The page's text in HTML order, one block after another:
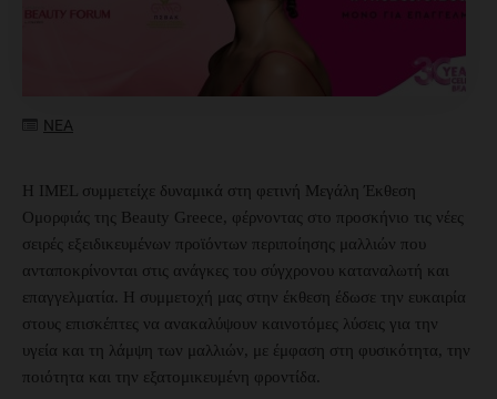
ΝΕΑ
Η IMEL συμμετείχε δυναμικά στη φετινή Μεγάλη Έκθεση
Ομορφιάς της Beauty Greece, φέρνοντας στο προσκήνιο τις νέες
σειρές εξειδικευμένων προϊόντων περιποίησης μαλλιών που
ανταποκρίνονται στις ανάγκες του σύγχρονου καταναλωτή και
επαγγελματία. Η συμμετοχή μας στην έκθεση έδωσε την ευκαιρία
στους επισκέπτες να ανακαλύψουν καινοτόμες λύσεις για την
υγεία και τη λάμψη των μαλλιών, με έμφαση στη φυσικότητα, την
ποιότητα και την εξατομικευμένη φροντίδα.